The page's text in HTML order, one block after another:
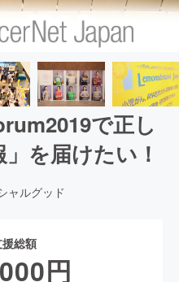
で正し
を届けたい！
ャルグッド
総額
円